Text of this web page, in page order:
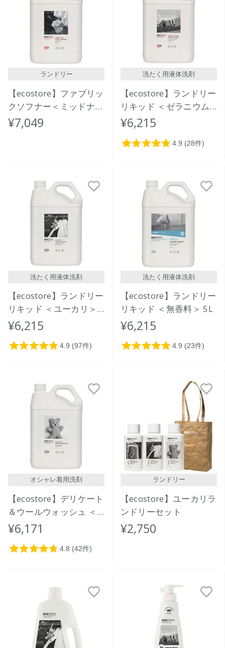
ランドリー
【ecostore】ファブリッ
クソフナー＜ミッドナイ
トローズ＞5L
¥7,049
洗たく用液体洗剤
【ecostore】ランドリー
リキッド ＜ゼラニウム
＆オレンジ＞5L
¥6,215
洗たく用液体洗剤
【ecostore】ランドリー
リキッド ＜ユーカリ＞
5L
¥6,215
洗たく用液体洗剤
【ecostore】ランドリー
リキッド ＜無香料＞ 5L
¥6,215
オシャレ着用洗剤
【ecostore】デリケート
＆ウールウォッシュ ＜
おしゃれ着用＞ 5L
¥6,171
ランドリー
【ecostore】ユーカリラ
ンドリーセット
¥2,750